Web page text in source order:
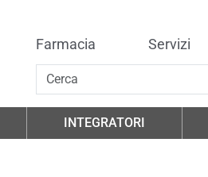
Farmacia Servizi
INTEGRATORI